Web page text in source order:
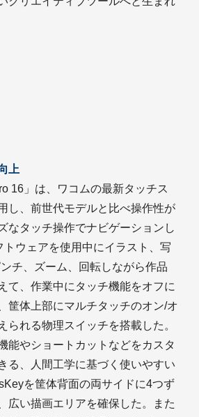
上
16」は、ワコムの最新タッチス
し、前世代モデルと比べ操作性が
なタッチ操作でナビゲーションし
ウェアを使用中にイラスト、写
チ、ズーム、回転しながら作品
て、作業中にタッチ機能をオフに
筐体上部にマルチタッチのオン/オ
られる物理スイッチを搭載した。
能やショートカットなどをカスタ
る、人間工学に基づく使いやすい
を筐体背面の両サイドに4つず
広い描画エリアを確保した。また